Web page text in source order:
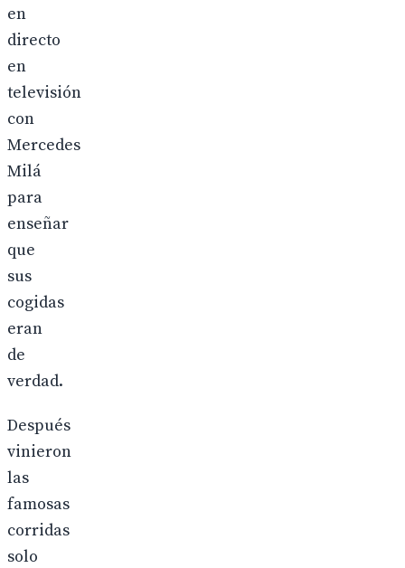
en
directo
en
televisión
con
Mercedes
Milá
para
enseñar
que
sus
cogidas
eran
de
verdad.
Después
vinieron
las
famosas
corridas
solo